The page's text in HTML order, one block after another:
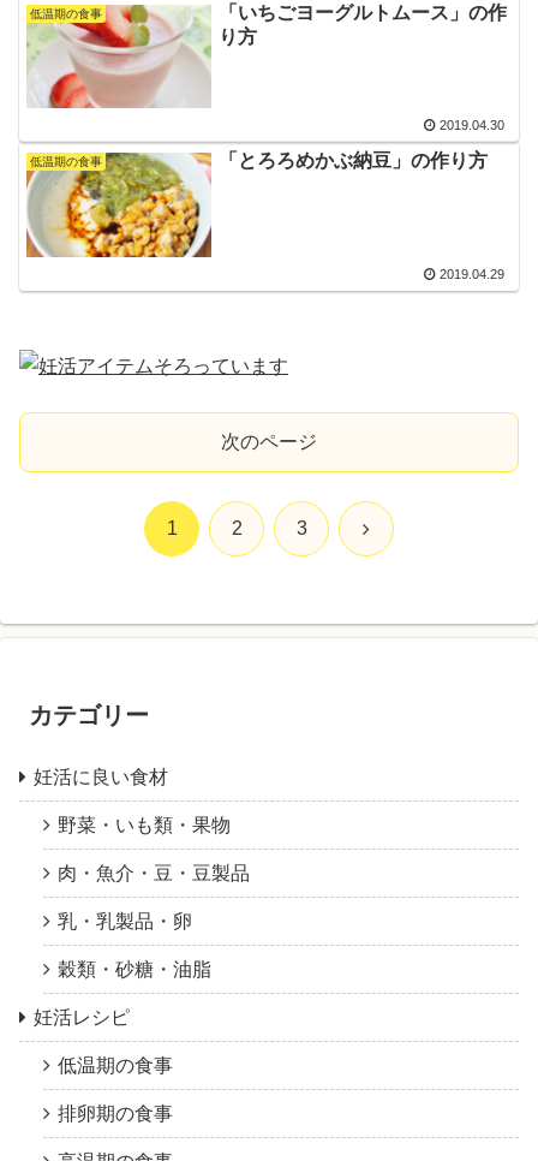
低温期の食事
「いちごヨーグルトムース」の作
り方
2019.04.30
低温期の食事 「とろろめかぶ納豆」の作り方
2019.04.29
次のページ
1 2 3 次
カテゴリー
妊活に良い食材
野菜・いも類・果物
肉・魚介・豆・豆製品
乳・乳製品・卵
穀類・砂糖・油脂
妊活レシピ
低温期の食事
排卵期の食事